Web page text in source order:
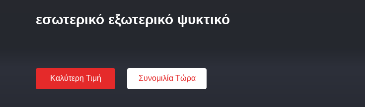
εσωτερικό εξωτερικό ψυκτικό
Καλύτερη Τιμή Συνομιλία Τώρα